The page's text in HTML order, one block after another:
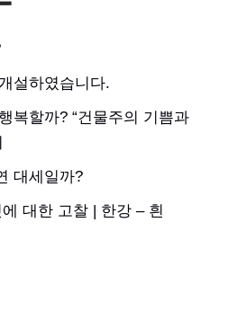
설하였습니다.
복할까? “건물주의 기쁨과
대세일까?
대한 고찰 | 한강 – 흰